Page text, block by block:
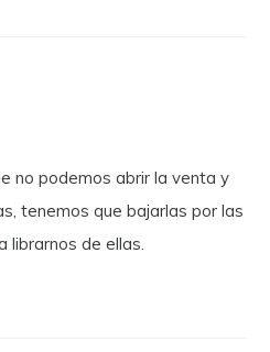
no podemos abrir la venta y
tenemos que bajarlas por las
librarnos de ellas.